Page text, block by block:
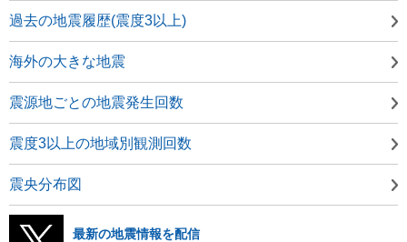
過去の地震履歴(震度3以上)
海外の大きな地震
震源地ごとの地震発生回数
震度3以上の地域別観測回数
震央分布図
最新の地震情報を配信